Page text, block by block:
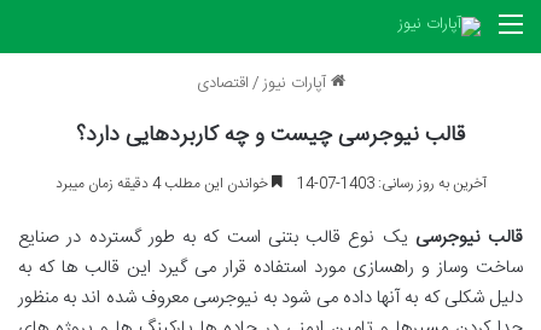
منو
آپارات نیوز/اقتصادی
قالب نیوجرسی چیست و چه کاربردهایی دارد؟
آخرین به روز رسانی: 1403-07-14 خواندن این مطلب 4 دقیقه زمان میبرد
قالب نیوجرسی یک نوع قالب بتنی است که به طور گسترده در صنایع
ساخت وساز و راهسازی مورد استفاده قرار می گیرد این قالب ها که به
دلیل شکلی که به آنها داده می شود به نیوجرسی معروف شده اند به منظور